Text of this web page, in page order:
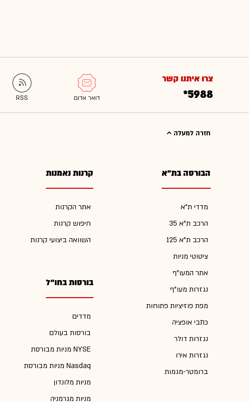
צרו איתנו קשר
*5988
חזרה למעלה
הבורסה בת"א
מדדי ת"א
הרכב ת"א 35
הרכב ת"א 125
ציטוטי מניות
אתר המעו"ף
נגזרות מעו"ף
מפת פוזיציות פתוחות
כתבי אופציה
נגזרות דולר
נגזרות אירו
ברומטר-מגמות
קרנות נאמנות
אתר הקרנות
חיפוש קרנות
השוואה ביצועי קרנות
בורסות בחו"ל
מדדים
בורסות בעולם
מניות מבורסת NYSE
מניות מבורסת Nasdaq
מניות מלונדון
מניות מגרמניה